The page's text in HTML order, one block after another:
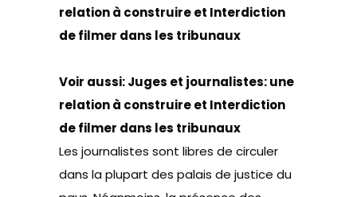
relation à construireet Interdiction
de filmer dans les tribunaux
Voir aussi:Juges et journalistes: une
relation à construireet Interdiction
de filmer dans les tribunaux
Les journalistes sont libres de circuler
dans la plupart des palais de justice du